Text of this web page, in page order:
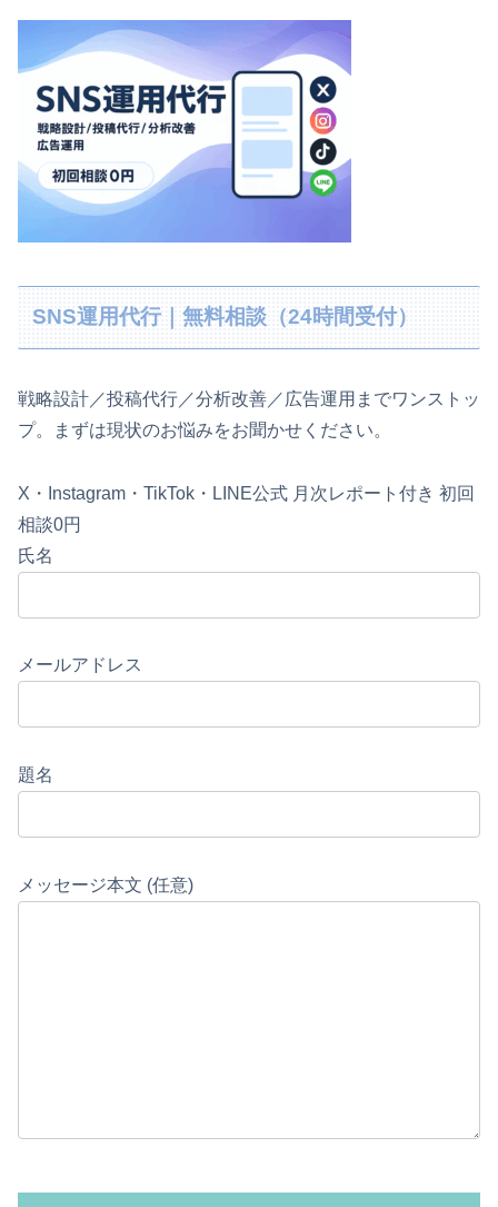
SNS運用代行｜無料相談（24時間受付）
戦略設計／投稿代行／分析改善／広告運用までワンストッ
プ。まずは現状のお悩みをお聞かせください。
X・Instagram・TikTok・LINE公式 月次レポート付き 初回
相談0円
氏名
メールアドレス
題名
メッセージ本文 (任意)